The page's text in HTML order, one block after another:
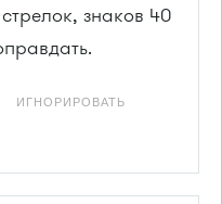
знаков 40
ИГНОРИРОВАТЬ